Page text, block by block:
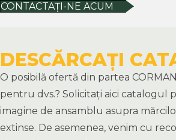
CONTACTAȚI-NE ACUM
DESCĂRCAȚI
O posibilă ofertă din partea
pentru dvs.? Solicitați aici catalogul
imagine de ansamblu asupra
extinse. De asemenea, venim cu